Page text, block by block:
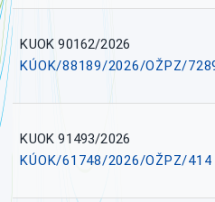
KUOK 90162/2026
KÚOK/88189/2026/OŽPZ/
KUOK 91493/2026
KÚOK/61748/2026/OŽPZ/414